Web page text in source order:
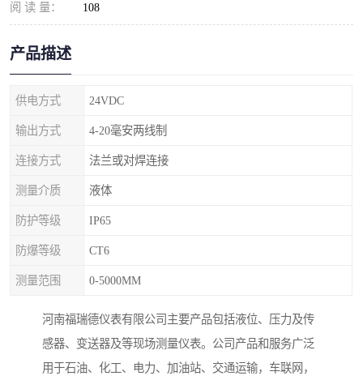
阅 读 量： 108
产品描述
供电方式 24VDC
输出方式 4-20毫安两线制
连接方式 法兰或对焊连接
测量介质 液体
防护等级 IP65
防爆等级 CT6
测量范围 0-5000MM
河南福瑞德仪表有限公司主要产品包括液位、压力及传
感器、变送器及等现场测量仪表。公司产品和服务广泛
用于石油、化工、电力、加油站、交通运输，车联网，